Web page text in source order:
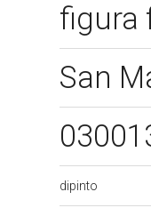
figura
San
dipinto